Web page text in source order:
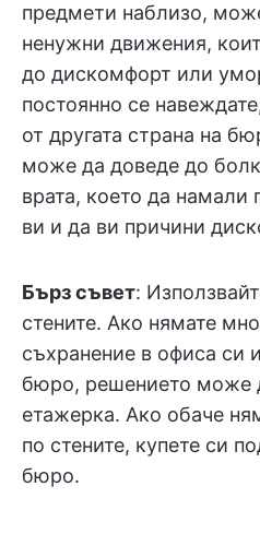
предмети наблизо,
ненужни движения,
до дискомфорт или
постоянно се
от другата страна на
може да доведе до
врата, което да намали
ви и да ви причини
Бърз съвет:
стените. Ако нямате
съхранение в офиса си
бюро, решението може
етажерка. Ако обаче
по стените, купете си
бюро.